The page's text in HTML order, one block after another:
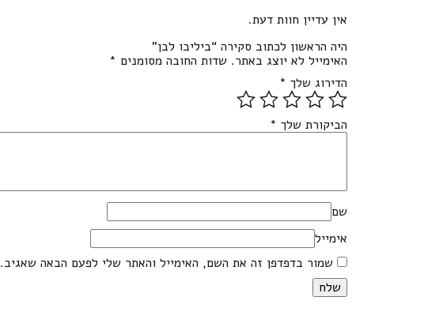
אין עדיין חוות דעת.
היה הראשון לכתוב סקירה “ביליבו לבן”
האימייל לא יוצג באתר. שדות החובה מסומנים *
הדירוג שלך *
הביקורת שלך *
שם
אימייל
שמור בדפדפן זה את השם, האימייל והאתר שלי לפעם הבאה שאגיב.